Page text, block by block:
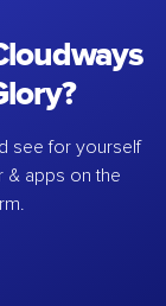
see for yourself
& apps on the